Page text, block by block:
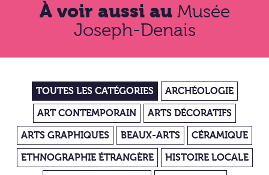
À voir aussi au Musée
Joseph-Denais
TOUTES LES CATÉGORIES ARCHÉOLOGIE
ART CONTEMPORAIN ARTS DÉCORATIFS
ARTS GRAPHIQUES BEAUX-ARTS CÉRAMIQUE
ETHNOGRAPHIE ÉTRANGÈRE HISTOIRE LOCALE